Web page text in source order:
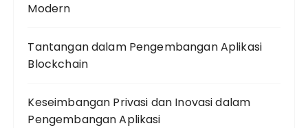
Modern
Tantangan dalam Pengembangan Aplikasi
Blockchain
Keseimbangan Privasi dan Inovasi dalam
Pengembangan Aplikasi